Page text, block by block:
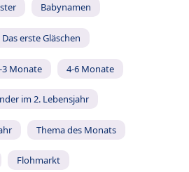
Babynamen
Das erste Gläschen
3 Monate 4-6 Monate
im 2. Lebensjahr
Thema des Monats
Flohmarkt